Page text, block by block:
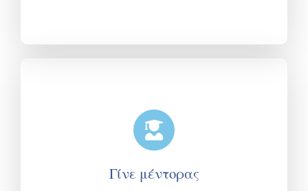
Γίνε μέντορας